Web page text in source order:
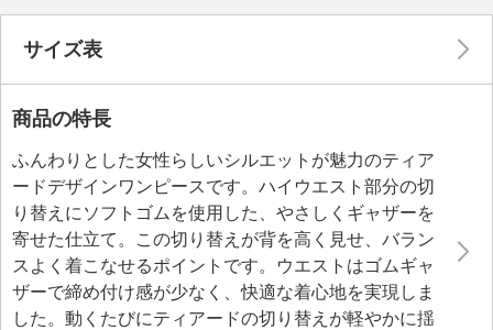
サイズ表
商品の特長
ふんわりとした女性らしいシルエットが魅力のティア
ードデザインワンピースです。ハイウエスト部分の切
り替えにソフトゴムを使用した、やさしくギャザーを
寄せた仕立て。この切り替えが背を高く見せ、バラン
スよく着こなせるポイントです。ウエストはゴムギャ
ザーで締め付け感が少なく、快適な着心地を実現しま
した。動くたびにティアードの切り替えが軽やかに揺